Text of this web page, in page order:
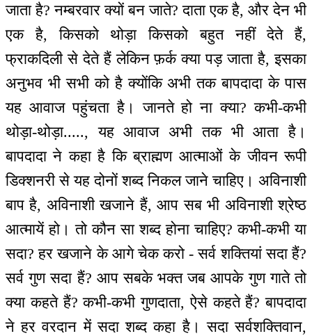
जाता है? नम्बरवार क्यों बन जाते? दाता एक है, और देन भी
एक है, किसको थोड़ा किसको बहुत नहीं देते हैं,
फ्राकदिली से देते हैं लेकिन फ़र्क क्या पड़ जाता है, इसका
अनुभव भी सभी को है क्योंकि अभी तक बापदादा के पास
यह आवाज पहुंचता है। जानते हो ना क्या? कभी-कभी
थोड़ा-थोड़ा....., यह आवाज अभी तक भी आता है।
बापदादा ने कहा है कि ब्राह्मण आत्माओं के जीवन रूपी
डिक्शनरी से यह दोनों शब्द निकल जाने चाहिए। अविनाशी
बाप है, अविनाशी खजाने हैं, आप सब भी अविनाशी श्रेष्ठ
आत्मायें हो। तो कौन सा शब्द होना चाहिए? कभी-कभी या
सदा? हर खजाने के आगे चेक करो - सर्व शक्तियां सदा हैं?
सर्व गुण सदा हैं? आप सबके भक्त जब आपके गुण गाते तो
क्या कहते हैं? कभी-कभी गुणदाता, ऐसे कहते हैं? बापदादा
ने हर वरदान में सदा शब्द कहा है। सदा सर्वशक्तिवान,